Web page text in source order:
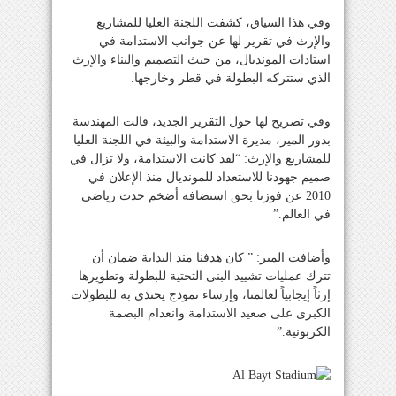
وفي هذا السياق، كشفت اللجنة العليا للمشاريع
والإرث في تقرير لها عن جوانب الاستدامة في
استادات المونديال، من حيث التصميم والبناء والإرث
الذي ستتركه البطولة في قطر وخارجها.
وفي تصريح لها حول التقرير الجديد، قالت المهندسة
بدور المير، مديرة الاستدامة والبيئة في اللجنة العليا
للمشاريع والإرث: “لقد كانت الاستدامة، ولا تزال في
صميم جهودنا للاستعداد للمونديال منذ الإعلان في
2010 عن فوزنا بحق استضافة أضخم حدث رياضي
في العالم.”
وأضافت المير: ” كان هدفنا منذ البداية ضمان أن
تترك عمليات تشييد البنى التحتية للبطولة وتطويرها
إرثاً إيجابياً لعالمنا، وإرساء نموذج يحتذى به للبطولات
الكبرى على صعيد الاستدامة وانعدام البصمة
الكربونية.”